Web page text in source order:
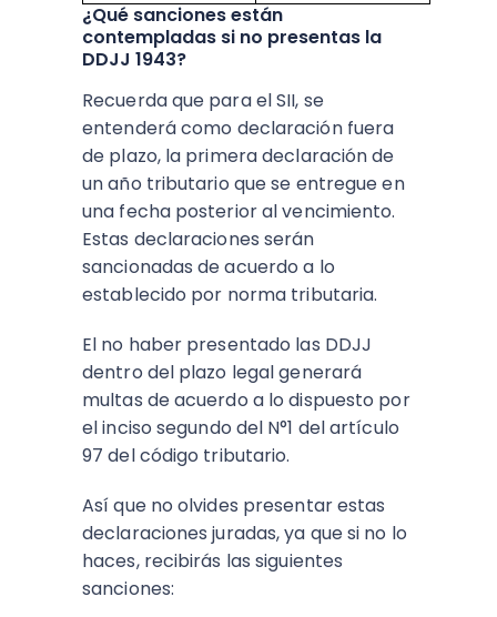
¿Qué sanciones están
contempladas si no presentas la
DDJJ 1943?
Recuerda que para el SII, se
entenderá como declaración fuera
de plazo, la primera declaración de
un año tributario que se entregue en
una fecha posterior al vencimiento.
Estas declaraciones serán
sancionadas de acuerdo a lo
establecido por norma tributaria.
El no haber presentado las DDJJ
dentro del plazo legal generará
multas de acuerdo a lo dispuesto por
el inciso segundo del N°1 del artículo
97 del código tributario.
Así que no olvides presentar estas
declaraciones juradas, ya que si no lo
haces, recibirás las siguientes
sanciones: